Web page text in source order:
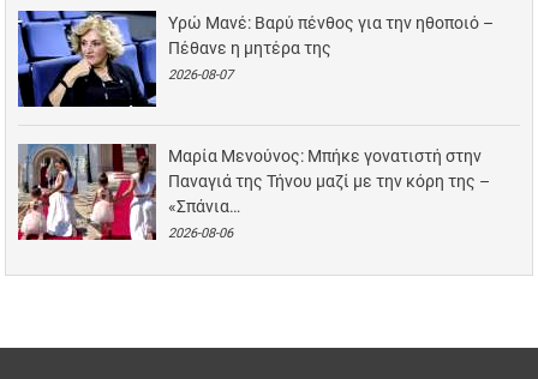
Υρώ Μανέ: Βαρύ πένθος για την ηθοποιό –
Πέθανε η μητέρα της
2026-08-07
Μαρία Μενούνος: Μπήκε γονατιστή στην
Παναγιά της Τήνου μαζί με την κόρη της –
«Σπάνια…
2026-08-06